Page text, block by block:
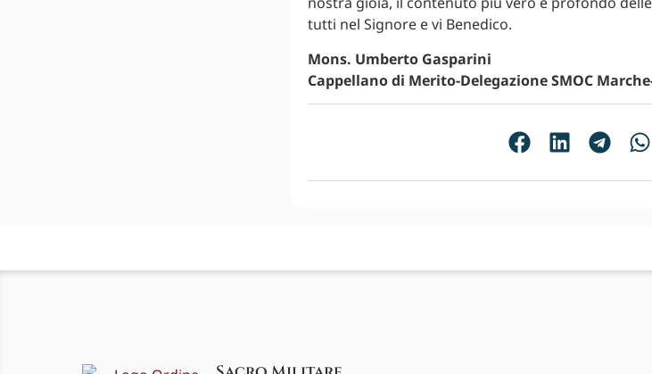
tutti nel Signore e vi Benedico.
Mons. Umberto Gasparini
Cappellano di Merito-Delegazione SMOC